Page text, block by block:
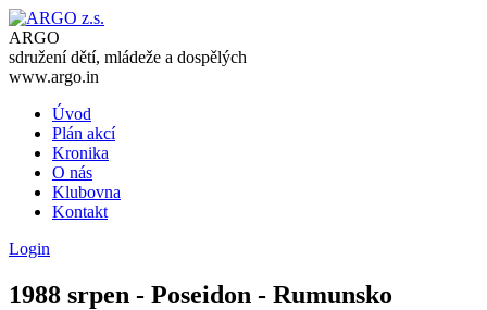
ARGO
sdružení dětí, mládeže a dospělých
www.argo.in
Úvod
Plán akcí
Kronika
O nás
Klubovna
Kontakt
Login
1988 srpen - Poseidon - Rumunsko